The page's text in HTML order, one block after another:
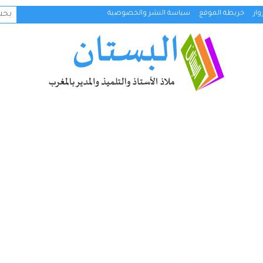
خريطة الموقع سياسة النشر والخصوصية
عن: